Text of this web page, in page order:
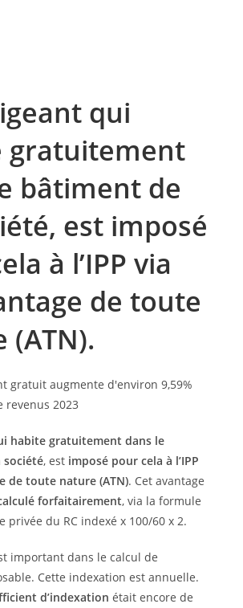
qui
gratuitement
bâtiment de
est imposé
à l’IPP via
de toute
(ATN).
habite gratuitement dans le
société, est imposé pour cela à l’IPP
de toute nature (ATN). Cet avantage
forfaitairement, via la formule
privée du RC indexé x 100/60 x 2.
important dans le calcul de
Cette indexation est annuelle.
d’indexation était encore de